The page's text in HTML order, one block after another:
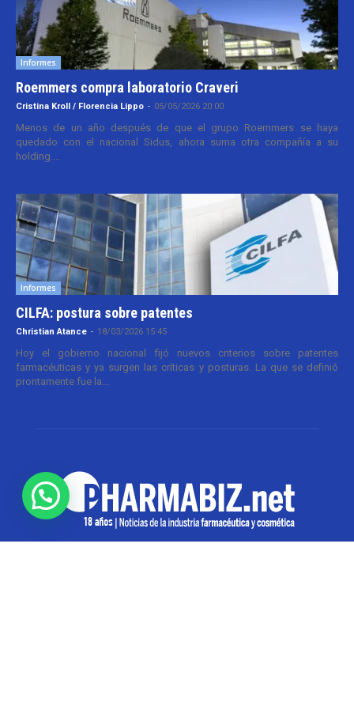
Informes
Roemmers compra laboratorio Craveri
Cristina Kroll / Florencia Lippo - 05/05/2026 20:00
Menos de un año después de que el grupo Roemmers se haya
quedado con el nacional Sidus, ahora suma otra compañía a su
holding....
Informes
CILFA: postura sobre patentes
Christian Atance - 18/03/2026 15:45
Hoy el gobierno nacional fijó nuevos criterios sobre patentes
farmacéuticas y ya surgen las críticas y posturas. La que se definió
prontamente fue la...